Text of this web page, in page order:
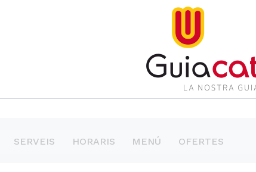
SERVEIS HORARIS MENÚ OFERTES